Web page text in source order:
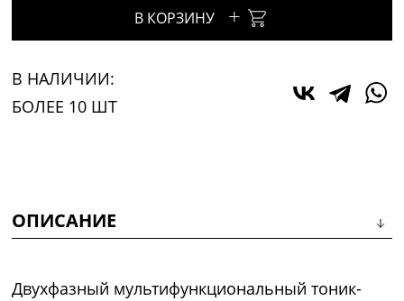
В КОРЗИНУ +
В НАЛИЧИИ:
БОЛЕЕ 10 ШТ
ОПИСАНИЕ
Двухфазный мультифункциональный тоник-